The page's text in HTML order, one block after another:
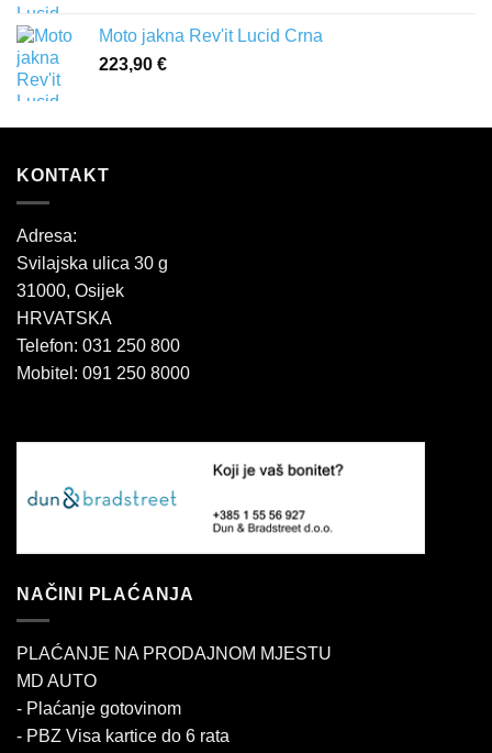
Moto jakna Rev'it Lucid Crna
223,90 €
KONTAKT
Adresa:
Svilajska ulica 30 g
31000, Osijek
HRVATSKA
Telefon: 031 250 800
Mobitel: 091 250 8000
NAČINI PLAĆANJA
PLAĆANJE NA PRODAJNOM MJESTU
MD AUTO
- Plaćanje gotovinom
- PBZ Visa kartice do 6 rata